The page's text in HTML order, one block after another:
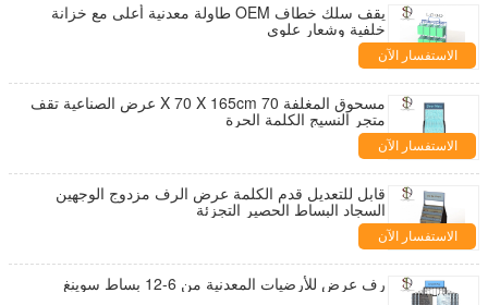
يقف سلك خطاف OEM طاولة معدنية أعلى مع خزانة
خلفية وشعار علوي
الاستفسار الآن
مسحوق المغلفة 70 X 70 X 165cm عرض الصناعية تقف
متجر النسيج الكلمة الحرة
الاستفسار الآن
قابل للتعديل قدم الكلمة عرض الرف مزدوج الوجهين
السجاد البساط الحصير التجزئة
الاستفسار الآن
رف عرض للأرضيات المعدنية من 6-12 بساط سوينغ